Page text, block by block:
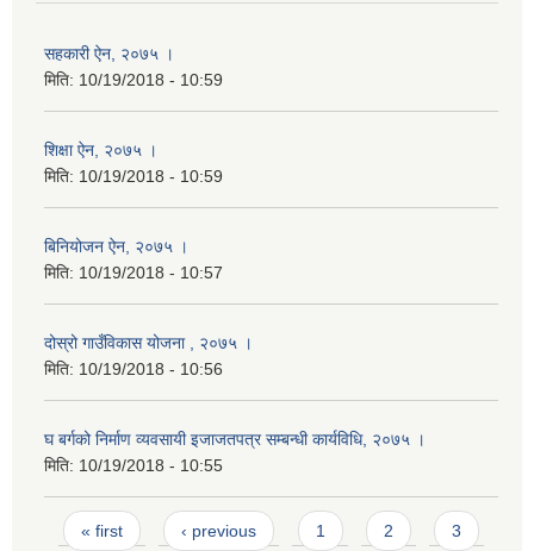
सहकारी ऐन, २०७५ ।
मिति: 10/19/2018 - 10:59
शिक्षा ऐन, २०७५ ।
मिति: 10/19/2018 - 10:59
बिनियोजन ऐन, २०७५ ।
मिति: 10/19/2018 - 10:57
दोस्रो गाउँविकास योजना , २०७५ ।
मिति: 10/19/2018 - 10:56
घ बर्गको निर्माण व्यवसायी इजाजतपत्र सम्बन्धी कार्यविधि, २०७५ ।
मिति: 10/19/2018 - 10:55
Pages
« first ‹ previous 1 2 3